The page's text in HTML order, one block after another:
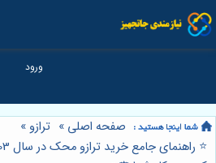
صفحه اصلی » ترازو »